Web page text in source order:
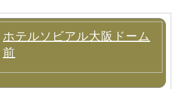
ホテルソビアル大阪ドーム
前